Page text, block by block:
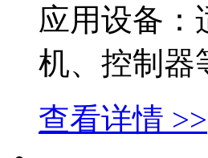
应用设备：
机、控制器
查看详情 >>